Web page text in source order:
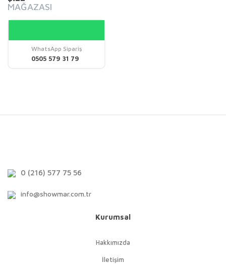
MAĞAZASI
WhatsApp Sipariş
0505 579 31 79
0 (216) 577 75 56
info@showmar.com.tr
Kurumsal
Hakkımızda
İletişim